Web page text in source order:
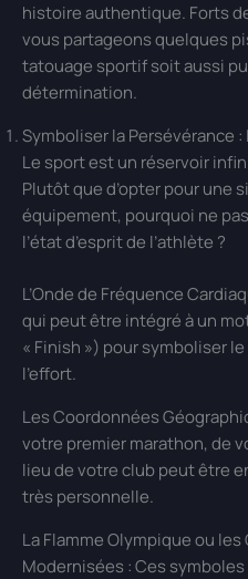
histoire authentique. Forts
vous partageons quelques
tatouage sportif soit aussi
détermination.
Symboliser la Persévérance
Le sport est un réservoir
Plutôt que d’opter pour une
équipement, pourquoi ne
l’état d’esprit de l’athlète ?
L’Onde de Fréquence
qui peut être intégré à un
« Finish ») pour symboliser
l’effort.
Les Coordonnées
votre premier marathon, de
lieu de votre club peut être
très personnelle.
La Flamme Olympique ou
Modernisées : Ces